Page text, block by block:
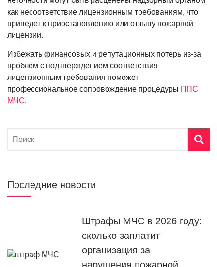
как несоответствие лицензионным требованиям, что
приведет к приостановлению или отзыву пожарной
лицензии.
Избежать финансовых и репутационных потерь из-за
проблем с подтверждением соответствия
лицензионным требования поможет
профессиональное сопровождение процедуры ППС
МЧС.
Последние новости
Штрафы МЧС в 2026 году:
сколько заплатит
организация за
нарушения пожарной